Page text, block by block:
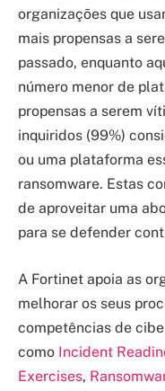
organizações que
mais propensas a
passado, enquanto
número menor de
propensas a serem
inquiridos (99%)
ou uma plataforma
ransomware. Estas
de aproveitar uma
para se defender
A Fortinet apoia as
melhorar os seus
competências de
como Incident
Exercises,